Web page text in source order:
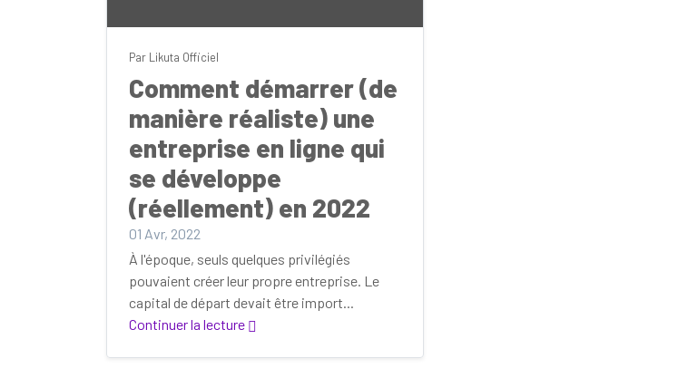
Par Likuta Officiel
Comment démarrer (de
manière réaliste) une
entreprise en ligne qui
se développe
(réellement) en 2022
01 Avr, 2022
À l'époque, seuls quelques privilégiés
pouvaient créer leur propre entreprise. Le
capital de départ devait être import...
Continuer la lecture